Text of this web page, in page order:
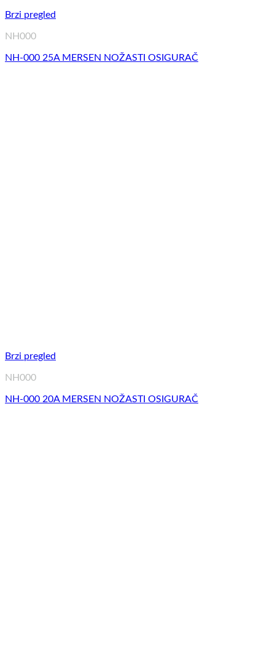
Brzi pregled
NH000
NH-000 25A MERSEN NOŽASTI OSIGURAČ
Brzi pregled
NH000
NH-000 20A MERSEN NOŽASTI OSIGURAČ